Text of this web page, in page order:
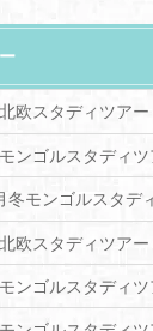
欧スタディツアー
ンゴルスタディ
冬モンゴルスタデ
欧スタディツアー
ンゴルスタディ